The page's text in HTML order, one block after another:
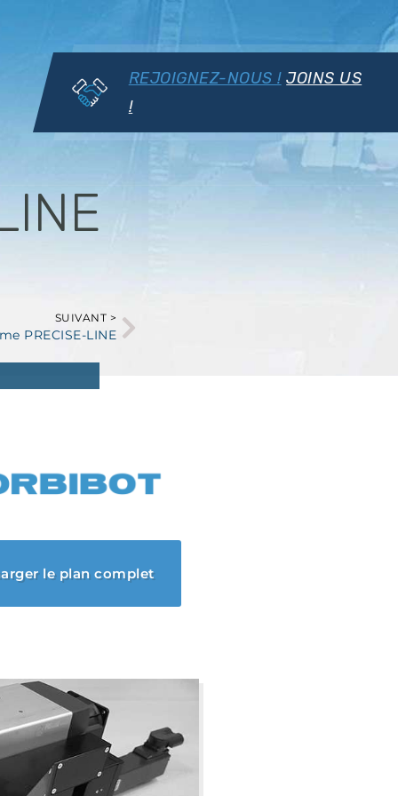
REJOIGNEZ-NOUS ! JOINS US
!
SUIVANT >
PRECISE-LINE
le plan complet